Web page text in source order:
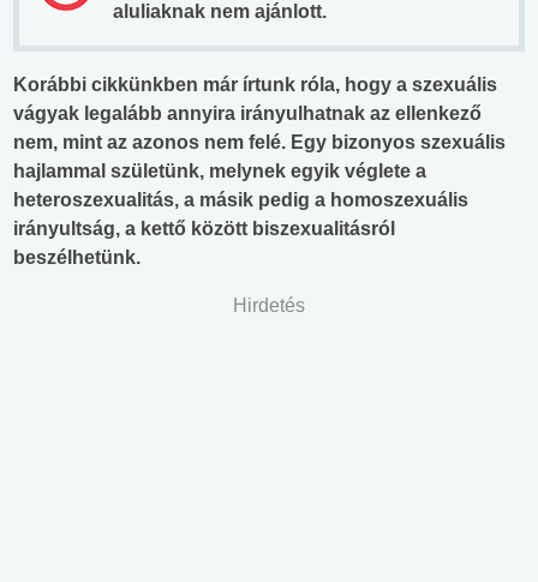
aluliaknak nem ajánlott.
Korábbi cikkünkben már írtunk róla, hogy a szexuális
vágyak legalább annyira irányulhatnak az ellenkező
nem, mint az azonos nem felé. Egy bizonyos szexuális
hajlammal születünk, melynek egyik véglete a
heteroszexualitás, a másik pedig a homoszexuális
irányultság, a kettő között biszexualitásról
beszélhetünk.
Hirdetés